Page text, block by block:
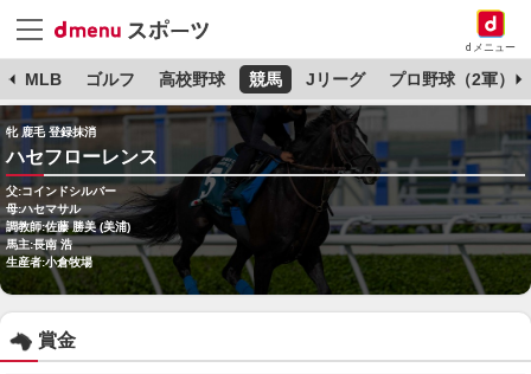
dメニュー
MLB ゴルフ 高校野球 競馬 Jリーグ プロ野球（2軍）
牝 鹿毛 登録抹消
ハセフローレンス
父:コインドシルバー
母:ハセマサル
調教師:佐藤 勝美 (美浦)
馬主:長南 浩
生産者:小倉牧場
賞金